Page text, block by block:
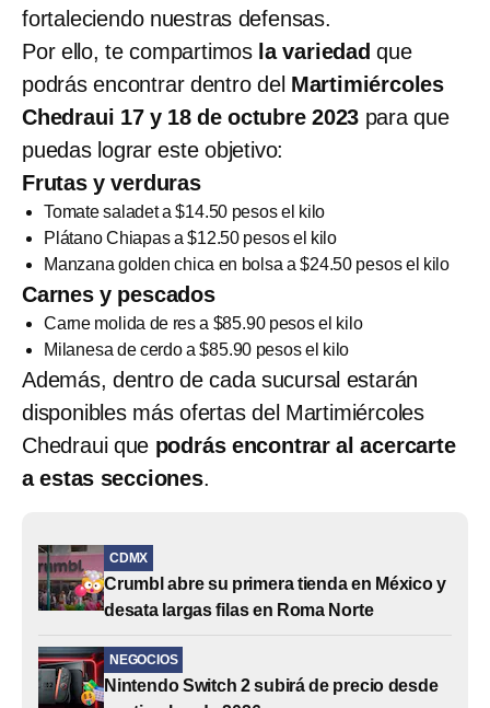
fortaleciendo nuestras defensas.
Por ello, te compartimos la variedad que
podrás encontrar dentro del Martimiércoles
Chedraui 17 y 18 de octubre 2023 para que
puedas lograr este objetivo:
Frutas y verduras
Tomate saladet a $14.50 pesos el kilo
Plátano Chiapas a $12.50 pesos el kilo
Manzana golden chica en bolsa a $24.50 pesos el kilo
Carnes y pescados
Carne molida de res a $85.90 pesos el kilo
Milanesa de cerdo a $85.90 pesos el kilo
Además, dentro de cada sucursal estarán
disponibles más ofertas del Martimiércoles
Chedraui que podrás encontrar al acercarte
a estas secciones.
CDMX
Crumbl abre su primera tienda en México y
desata largas filas en Roma Norte
NEGOCIOS
Nintendo Switch 2 subirá de precio desde